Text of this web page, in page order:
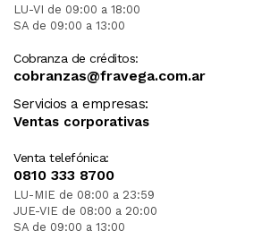
LU-VI de 09:00 a 18:00
SA de 09:00 a 13:00
Cobranza de créditos:
cobranzas@fravega.com.ar
Servicios a empresas:
Ventas corporativas
Venta telefónica:
0810 333 8700
LU-MIE de 08:00 a 23:59
JUE-VIE de 08:00 a 20:00
SA de 09:00 a 13:00